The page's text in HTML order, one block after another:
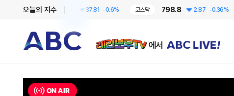
오늘의 지수
6258.57 -0.6% 코스닥 798.8 2.87 -0.36%
레인보우TV에서 ABC LIVE!
ON AIR